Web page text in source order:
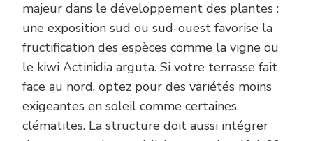
majeur dans le développement des plantes :
une exposition sud ou sud-ouest favorise la
fructification des espèces comme la vigne ou
le kiwi Actinidia arguta. Si votre terrasse fait
face au nord, optez pour des variétés moins
exigeantes en soleil comme certaines
clématites. La structure doit aussi intégrer